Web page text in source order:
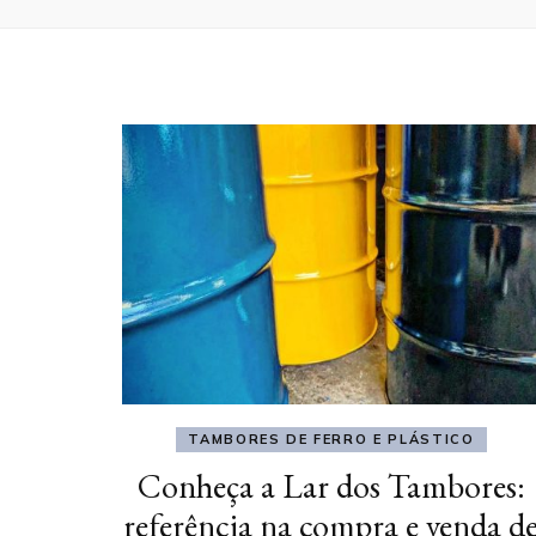
TAMBORES DE FERRO E PLÁSTICO
Conheça a Lar dos Tambores:
referência na compra e venda